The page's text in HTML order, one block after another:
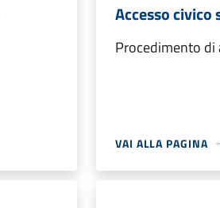
Accesso civico
Procedimento di
VAI ALLA PAGINA